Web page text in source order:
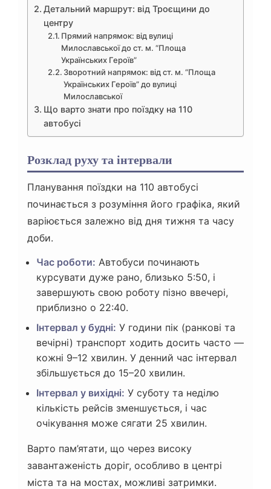
Детальний маршрут: від Троєщини до
центру
Прямий напрямок: від вулиці
Милославської до ст. м. “Площа
Українських Героїв”
Зворотний напрямок: від ст. м. “Площа
Українських Героїв” до вулиці
Милославської
Що варто знати про поїздку на 110
автобусі
Розклад руху та інтервали
Планування поїздки на 110 автобусі
починається з розуміння його графіка, який
варіюється залежно від дня тижня та часу
доби.
Час роботи: Автобуси починають
курсувати дуже рано, близько 5:50, і
завершують свою роботу пізно ввечері,
приблизно о 22:40.
Інтервал у будні: У години пік (ранкові та
вечірні) транспорт ходить досить часто —
кожні 9–12 хвилин. У денний час інтервал
збільшується до 15–20 хвилин.
Інтервал у вихідні: У суботу та неділю
кількість рейсів зменшується, і час
очікування може сягати 25 хвилин.
Варто пам’ятати, що через високу
завантаженість доріг, особливо в центрі
міста та на мостах, можливі затримки.